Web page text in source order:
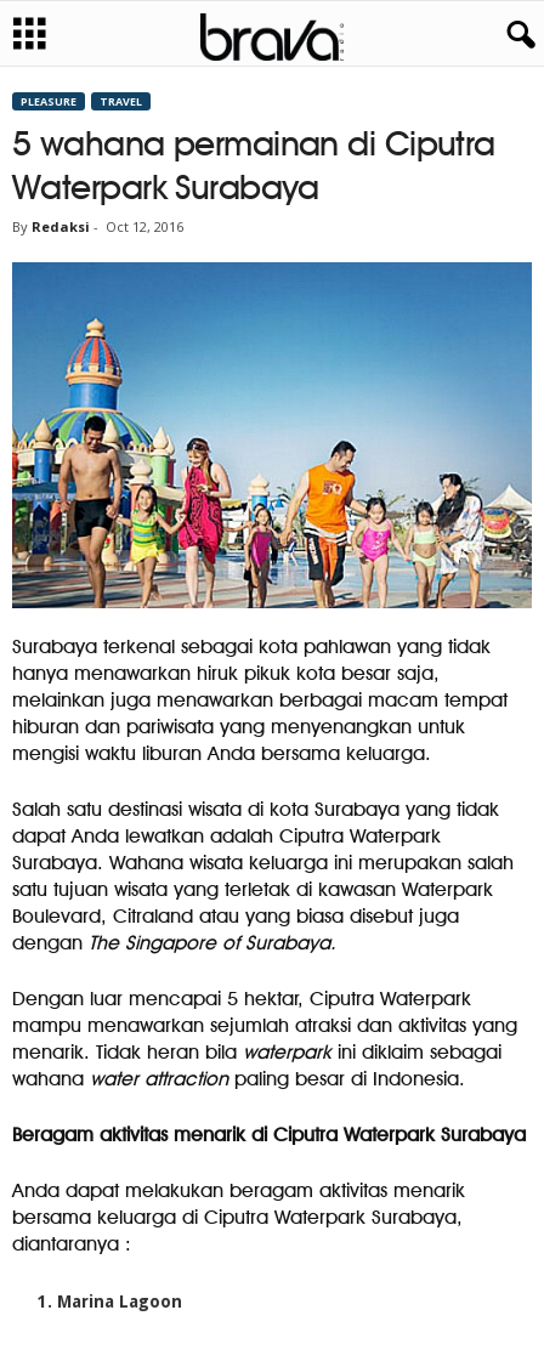
PLEASURE TRAVEL
5 wahana permainan di Ciputra
Waterpark Surabaya
By Redaksi - Oct 12, 2016
Surabaya terkenal sebagai kota pahlawan yang tidak
hanya menawarkan hiruk pikuk kota besar saja,
melainkan juga menawarkan berbagai macam tempat
hiburan dan pariwisata yang menyenangkan untuk
mengisi waktu liburan Anda bersama keluarga.
Salah satu destinasi wisata di kota Surabaya yang tidak
dapat Anda lewatkan adalah Ciputra Waterpark
Surabaya. Wahana wisata keluarga ini merupakan salah
satu tujuan wisata yang terletak di kawasan Waterpark
Boulevard, Citraland atau yang biasa disebut juga
dengan The Singapore of Surabaya.
Dengan luar mencapai 5 hektar, Ciputra Waterpark
mampu menawarkan sejumlah atraksi dan aktivitas yang
menarik. Tidak heran bila waterparkini diklaim sebagai
wahana water attractionpaling besar di Indonesia.
Beragam aktivitas menarik di Ciputra Waterpark Surabaya
Anda dapat melakukan beragam aktivitas menarik
bersama keluarga di Ciputra Waterpark Surabaya,
diantaranya :
Marina Lagoon